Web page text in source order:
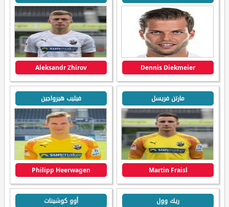
Dennis Diekmeier
Aleksandr Zhirov
مارتن فريسل
Martin Fraisl
فيليب هيرواجين
Philipp Heerwagen
ريك وول أوو كوشينات